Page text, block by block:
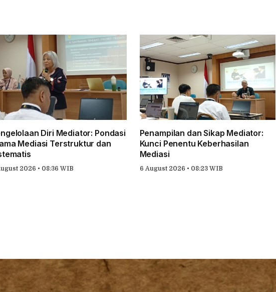
Diri Mediator: Pondasi
Mediasi Terstruktur dan
2026 • 08:36 WIB
Penampilan dan Sikap Mediator:
Kunci Penentu Keberhasilan
Mediasi
6 August 2026 • 08:23 WIB